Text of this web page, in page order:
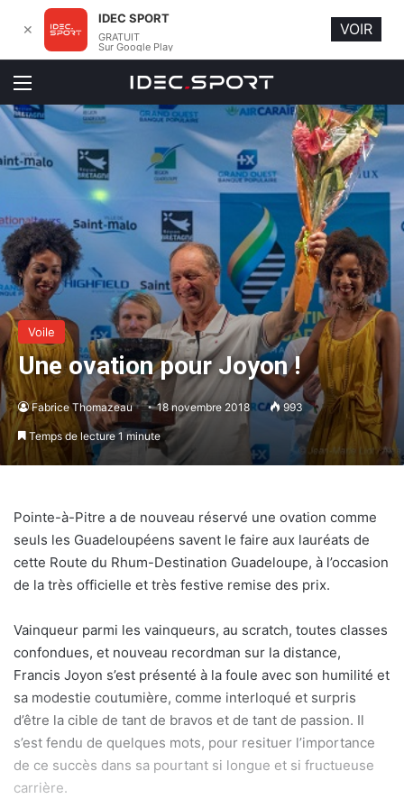
Menu
Voile
Une ovation pour Joyon !
Fabrice Thomazeau 18 novembre 2018 993
Temps de lecture 1 minute
Pointe-à-Pitre a de nouveau réservé une ovation comme
seuls les Guadeloupéens savent le faire aux lauréats de
cette Route du Rhum-Destination Guadeloupe, à l’occasion
de la très officielle et très festive remise des prix.
Vainqueur parmi les vainqueurs, au scratch, toutes classes
confondues, et nouveau recordman sur la distance,
Francis Joyon s’est présenté à la foule avec son humilité et
sa modestie coutumière, comme interloqué et surpris
d’être la cible de tant de bravos et de tant de passion. Il
s’est fendu de quelques mots, pour resituer l’importance
de ce succès dans sa pourtant si longue et si fructueuse
carrière.
✕
IDEC SPORT
GRATUIT
Sur Google Play
VOIR